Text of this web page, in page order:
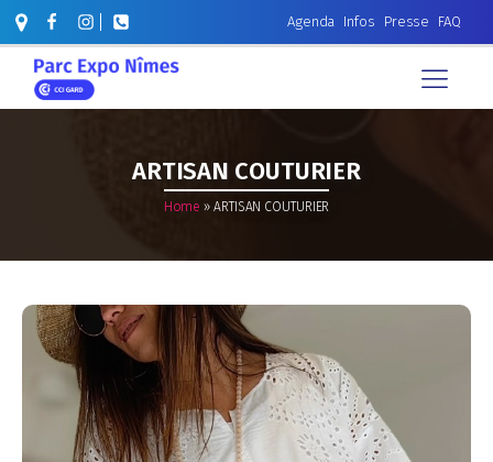
Agenda Infos Presse FAQ
ARTISAN COUTURIER
Home » ARTISAN COUTURIER